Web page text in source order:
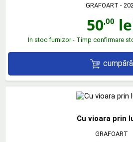
GRAFOART -
50,00
In stoc furnizor - Timp confirmare
cumpără
Cu vioara prin
GRAFOART